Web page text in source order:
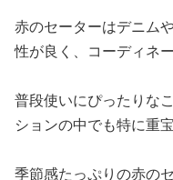
赤のセーターはデニム
性が良く、コーディネ
普段使いにぴったりな
ションの中でも特に重
季節感たっぷりの赤の